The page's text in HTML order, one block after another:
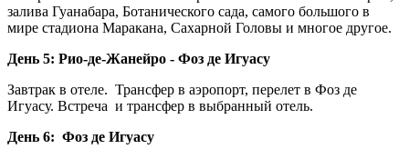
залива Гуанабара, Ботанического сада, самого большого в
мире стадиона Маракана, Сахарной Головы и многое другое.
День 5: Рио-де-Жанейро - Фоз де Игуасу
Завтрак в отеле. Трансфер в аэропорт, перелет в Фоз де
Игуасу. Встреча и трансфер в выбранный отель.
День 6: Фоз де Игуасу